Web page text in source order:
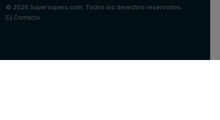
© 2026 Supersupers.com. Todos los derechos reservados.
Contacto